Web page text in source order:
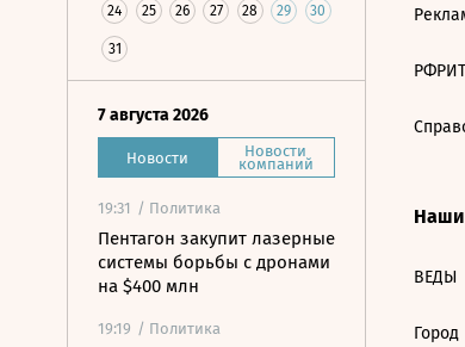
24 25 26 27 28 29 30
31
7 августа 2026
Новости Новости
компаний
19:31 / Политика
Пентагон закупит лазерные
системы борьбы с дронами
на $400 млн
19:19 / Политика
РФРИТ
ВЕДЫ
Город